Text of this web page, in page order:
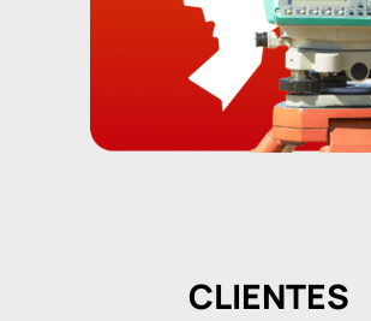
CLIENTES